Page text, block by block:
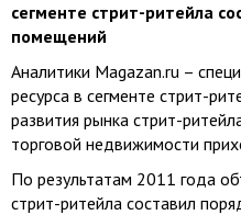
сегменте стрит-ритейла
помещений
Аналитики Magazan.ru –
ресурса в сегменте стрит-
развития рынка стрит-
торговой недвижимости
По результатам 2011 года
стрит-ритейла составил